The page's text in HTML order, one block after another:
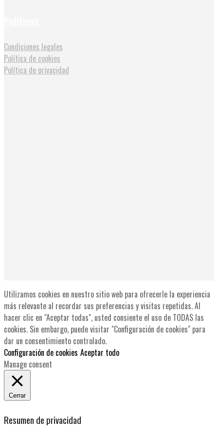
Condiciones legales
Política de cookies
Política de privacidad
Utilizamos cookies en nuestro sitio web para ofrecerle la experiencia
más relevante al recordar sus preferencias y visitas repetidas. Al
hacer clic en "Aceptar todas", usted consiente el uso de TODAS las
cookies. Sin embargo, puede visitar "Configuración de cookies" para
dar un consentimiento controlado.
Configuración de cookies Aceptar todo
Manage consent
Cerrar
Resumen de privacidad